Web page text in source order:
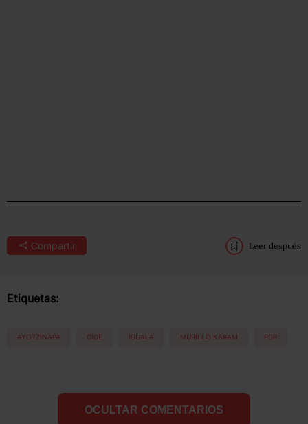
Compartir Leer después
Etiquetas:
AYOTZINAPA CIDE IGUALA MURILLO KARAM PGR
OCULTAR COMENTARIOS